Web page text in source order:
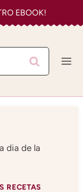
EBOOK!
dia de la
RECETAS